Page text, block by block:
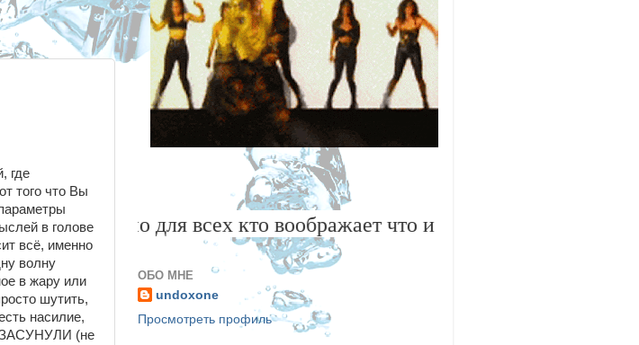
где
того что Вы
в голове
всё, именно
волну
в жару или
шутить,
насилие,
ЗАСУНУЛИ (не
для всех кто воображает что имеет право "не верить
ОБО МНЕ
undoxone
Просмотреть профиль